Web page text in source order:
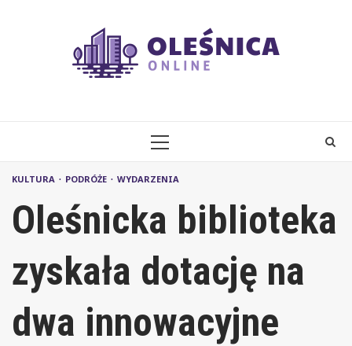
PRIMARY
KULTURA PODRÓŻE WYDARZENIA
Oleśnicka biblioteka
zyskała dotację na
dwa innowacyjne